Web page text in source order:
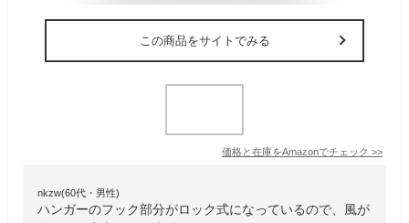
この商品をサイトでみる
価格と在庫をAmazonでチェック >>
nkzw(60代・男性)
ハンガーのフック部分がロック式になっているので、風が